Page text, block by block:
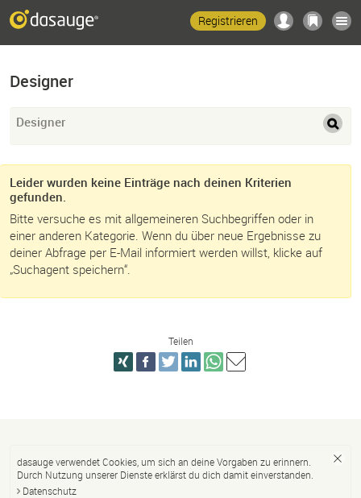
Registrieren
Designer
Designer
Leider wurden keine Einträge nach deinen Kriterien
gefunden.
Bitte versuche es mit allgemeineren Suchbegriffen oder in
einer anderen Kategorie. Wenn du über neue Ergebnisse zu
deiner Abfrage per E-Mail informiert werden willst, klicke auf
„Suchagent speichern“.
Teilen
dasauge verwendet Cookies, um sich an deine Vorgaben zu erinnern.
Durch Nutzung unserer Dienste erklärst du dich damit einverstanden.
Datenschutz